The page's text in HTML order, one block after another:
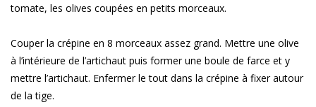
tomate, les olives coupées en petits morceaux.
Couper la crépine en 8 morceaux assez grand. Mettre une olive
à l’intérieure de l’artichaut puis former une boule de farce et y
mettre l’artichaut. Enfermer le tout dans la crépine à fixer autour
de la tige.